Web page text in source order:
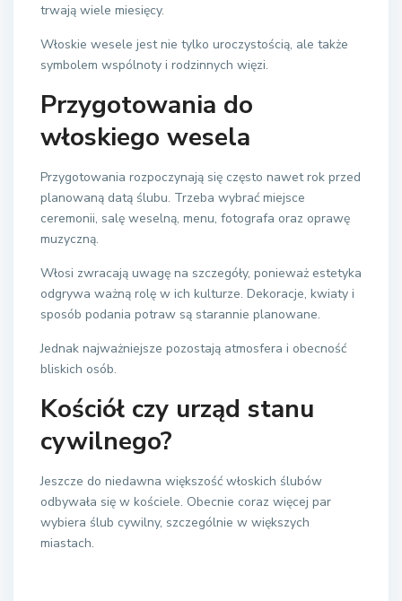
trwają wiele miesięcy.
Włoskie wesele jest nie tylko uroczystością, ale także
symbolem wspólnoty i rodzinnych więzi.
Przygotowania do
włoskiego wesela
Przygotowania rozpoczynają się często nawet rok przed
planowaną datą ślubu. Trzeba wybrać miejsce
ceremonii, salę weselną, menu, fotografa oraz oprawę
muzyczną.
Włosi zwracają uwagę na szczegóły, ponieważ estetyka
odgrywa ważną rolę w ich kulturze. Dekoracje, kwiaty i
sposób podania potraw są starannie planowane.
Jednak najważniejsze pozostają atmosfera i obecność
bliskich osób.
Kościół czy urząd stanu
cywilnego?
Jeszcze do niedawna większość włoskich ślubów
odbywała się w kościele. Obecnie coraz więcej par
wybiera ślub cywilny, szczególnie w większych
miastach.